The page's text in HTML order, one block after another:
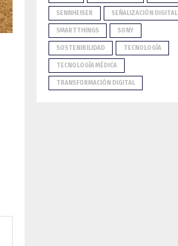
SENNHEISER SEÑALIZACIÓN DIGITAL
SMARTTHINGS SONY
SOSTENIBILIDAD TECNOLOGÍA
TECNOLOGÍA MÉDICA
TRANSFORMACIÓN DIGITAL